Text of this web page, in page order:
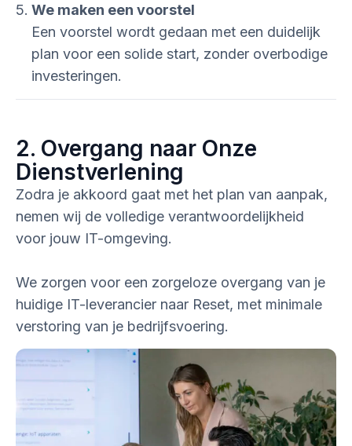
We maken een voorstel
Een voorstel wordt gedaan met een duidelijk
plan voor een solide start, zonder overbodige
investeringen.
2. Overgang naar Onze
Dienstverlening
Zodra je akkoord gaat met het plan van aanpak,
nemen wij de volledige verantwoordelijkheid
voor jouw IT-omgeving.
We zorgen voor een zorgeloze overgang van je
huidige IT-leverancier naar Reset, met minimale
verstoring van je bedrijfsvoering.